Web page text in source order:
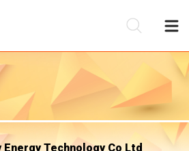
Energy Technology Co Ltd